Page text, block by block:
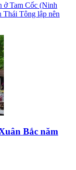
ở Tam Cốc (Ninh
Tông lập nên
Bắc năm